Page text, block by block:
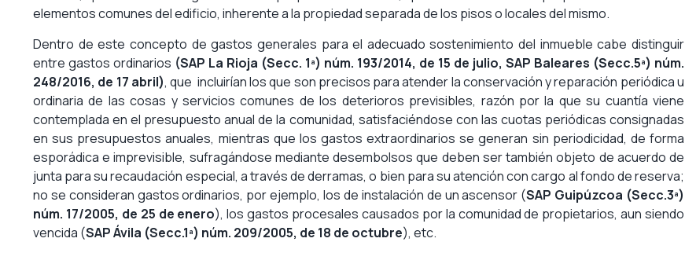
elementos comunes del edificio, inherente a la propiedad separada de los pisos o locales del mismo.
Dentro de este concepto de gastos generales para el adecuado sostenimiento del inmueble cabe distinguir
entre gastos ordinarios (SAP La Rioja (Secc. 1ª) núm. 193/2014, de 15 de julio, SAP Baleares (Secc.5ª) núm.
248/2016, de 17 abril), que incluirían los que son precisos para atender la conservación y reparación periódica u
ordinaria de las cosas y servicios comunes de los deterioros previsibles, razón por la que su cuantía viene
contemplada en el presupuesto anual de la comunidad, satisfaciéndose con las cuotas periódicas consignadas
en sus presupuestos anuales, mientras que los gastos extraordinarios se generan sin periodicidad, de forma
esporádica e imprevisible, sufragándose mediante desembolsos que deben ser también objeto de acuerdo de
junta para su recaudación especial, a través de derramas, o bien para su atención con cargo al fondo de reserva;
no se consideran gastos ordinarios, por ejemplo, los de instalación de un ascensor (SAP Guipúzcoa (Secc.3ª)
núm. 17/2005, de 25 de enero), los gastos procesales causados por la comunidad de propietarios, aun siendo
vencida (SAP Ávila (Secc.1ª) núm. 209/2005, de 18 de octubre), etc.